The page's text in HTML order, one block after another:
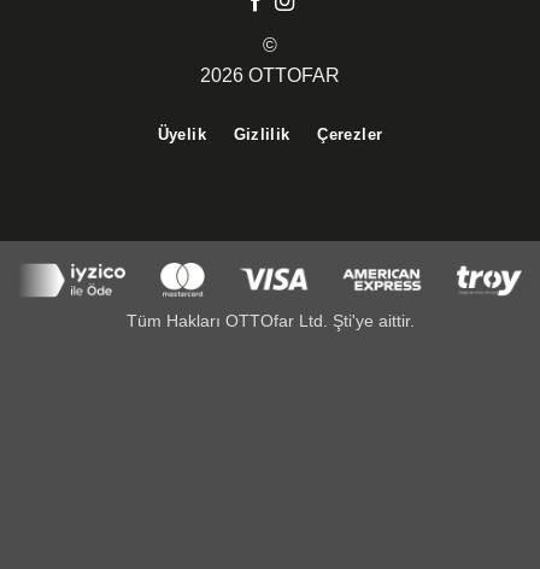
©
2026 OTTOFAR
Üyelik Gizlilik Çerezler
Tüm Hakları OTTOfar Ltd. Şti'ye aittir.